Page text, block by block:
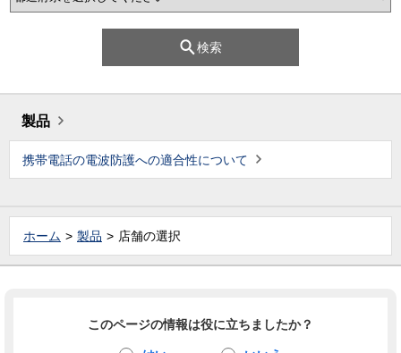
検索
製品
携帯電話の電波防護への適合性について
ホーム 製品 店舗の選択
このページの情報は役に立ちましたか？